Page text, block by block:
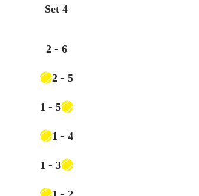
Set 4
2 - 6
2 - 5
1 - 5
1 - 4
1 - 3